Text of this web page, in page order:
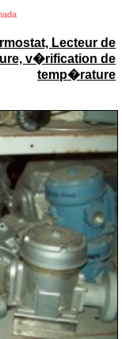
Lecteur de
v�rification de
temp�rature